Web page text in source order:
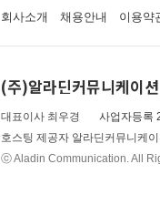
회사소개 채용안내 이용약
(주)알라딘커뮤니케이션
대표이사 최우경 사업자등록
호스팅 제공자 알라딘커뮤니케이
ⓒ Aladin Communication. All